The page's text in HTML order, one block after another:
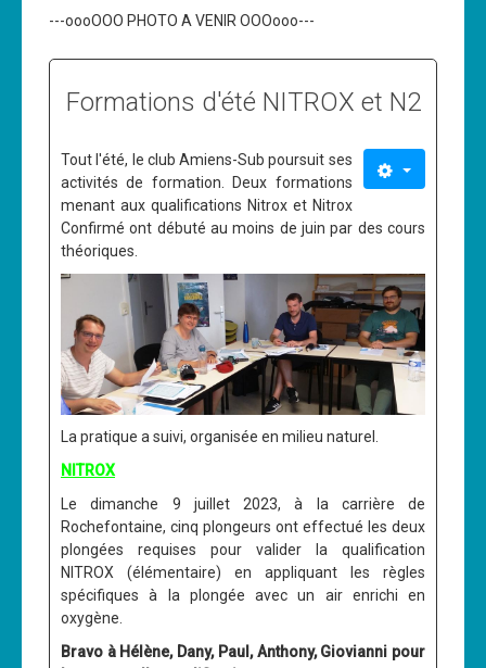
---oooOOO PHOTO A VENIR OOOooo---
Formations d'été NITROX et N2
Tout l'été, le club Amiens-Sub poursuit ses
activités de formation. Deux formations
menant aux qualifications Nitrox et Nitrox
Confirmé ont débuté au moins de juin par des cours
théoriques.
La pratique a suivi, organisée en milieu naturel.
NITROX
Le dimanche 9 juillet 2023, à la carrière de
Rochefontaine, cinq plongeurs ont effectué les deux
plongées requises pour valider la qualification
NITROX (élémentaire) en appliquant les règles
spécifiques à la plongée avec un air enrichi en
oxygène.
Bravo à Hélène, Dany, Paul, Anthony, Giovianni pour